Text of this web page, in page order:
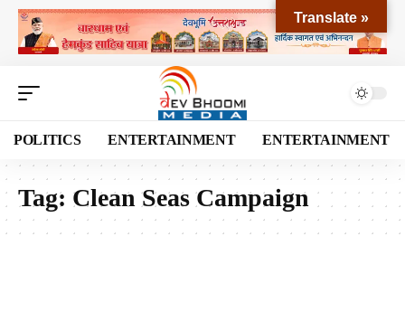
POLITICS ENTERTAINMENT ENTERTAINMENT
Tag: Clean Seas Campaign
Translate »